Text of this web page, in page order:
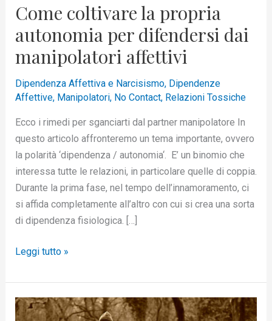
Come coltivare la propria
autonomia per difendersi dai
manipolatori affettivi
Dipendenza Affettiva e Narcisismo, Dipendenze
Affettive, Manipolatori, No Contact, Relazioni Tossiche
Ecco i rimedi per sganciarti dal partner manipolatore In
questo articolo affronteremo un tema importante, ovvero
la polarità ‘dipendenza / autonomia‘. E’ un binomio che
interessa tutte le relazioni, in particolare quelle di coppia.
Durante la prima fase, nel tempo dell’innamoramento, ci
si affida completamente all’altro con cui si crea una sorta
di dipendenza fisiologica. […]
Leggi tutto »
Quando